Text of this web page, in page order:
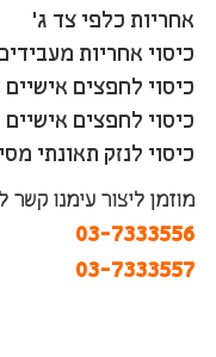
אחריות כלפי צד ג'
כיסוי אחריות
כיסוי לחפצים
כיסוי לחפצים
כיסוי לנזק תאונתי
מוזמן ליצור עימנו
03-7333556
03-7333557